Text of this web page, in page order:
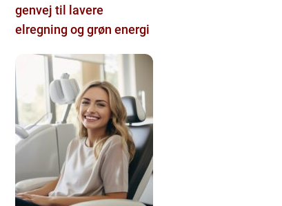
genvej til lavere
elregning og grøn energi